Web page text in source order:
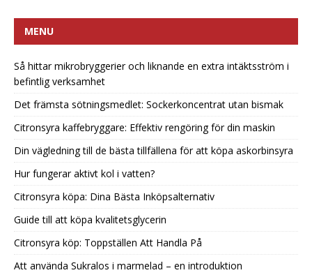
MENU
Så hittar mikrobryggerier och liknande en extra intäktsström i
befintlig verksamhet
Det främsta sötningsmedlet: Sockerkoncentrat utan bismak
Citronsyra kaffebryggare: Effektiv rengöring för din maskin
Din vägledning till de bästa tillfällena för att köpa askorbinsyra
Hur fungerar aktivt kol i vatten?
Citronsyra köpa: Dina Bästa Inköpsalternativ
Guide till att köpa kvalitetsglycerin
Citronsyra köp: Toppställen Att Handla På
Att använda Sukralos i marmelad – en introduktion